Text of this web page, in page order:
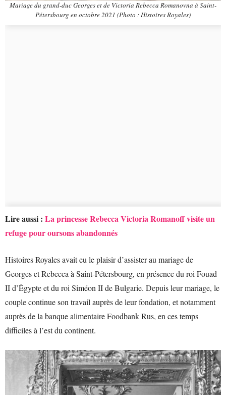
Mariage du grand-duc Georges et de Victoria Rebecca Romanovna à Saint-
Pétersbourg en octobre 2021 (Photo : Histoires Royales)
Lire aussi : La princesse Rebecca Victoria Romanoff visite un
refuge pour oursons abandonnés
Histoires Royales avait eu le plaisir d’assister au mariage de
Georges et Rebecca à Saint-Pétersbourg, en présence du roi Fouad
II d’Égypte et du roi Siméon II de Bulgarie. Depuis leur mariage, le
couple continue son travail auprès de leur fondation, et notamment
auprès de la banque alimentaire Foodbank Rus, en ces temps
difficiles à l’est du continent.